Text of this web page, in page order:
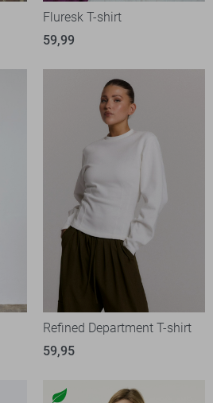
Fluresk T-shirt
59,99
Refined Department T-shirt
59,95